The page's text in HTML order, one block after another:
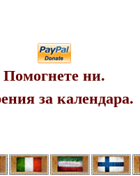
Помогнете ни.
за календара.